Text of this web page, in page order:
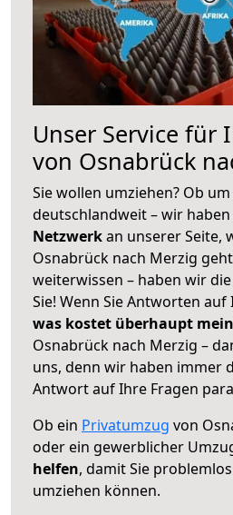
Unser Service für
von Osnabrück
Sie wollen umziehen? Ob
deutschlandweit – wir haben
Netzwerkan unserer Seite,
Osnabrück nach Merzig
weiterwissen – haben wir
Sie! Wenn Sie Antworten
was kostet überhaupt
Osnabrück nach Merzig –
uns, denn wir haben immer
Antwort auf Ihre Fragen
Ob ein Privatumzug von
oder ein gewerblicher
helfen, damit Sie
umziehen können.